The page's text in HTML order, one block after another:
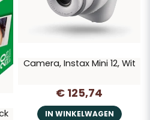
Camera, Instax Mini 12, Wit
€ 125,74
IN WINKELWAGEN